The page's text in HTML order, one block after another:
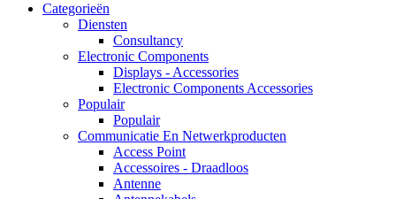
Categorieën
Diensten
Consultancy
Electronic Components
Displays - Accessories
Electronic Components Accessories
Populair
Populair
Communicatie En Netwerkproducten
Access Point
Accessoires - Draadloos
Antenne